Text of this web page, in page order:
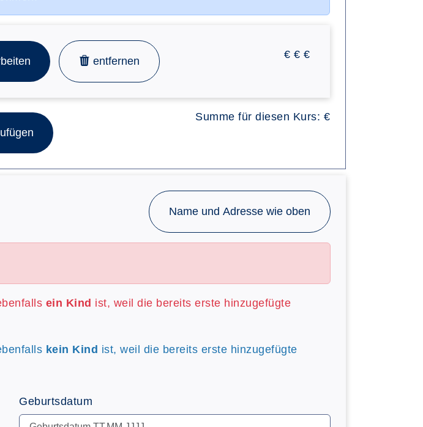
entfernen
€ € €
Summe für diesen Kurs: €
Name und Adresse wie oben
ein Kind ist, weil die bereits erste hinzugefügte
kein Kind ist, weil die bereits erste hinzugefügte
Geburtsdatum